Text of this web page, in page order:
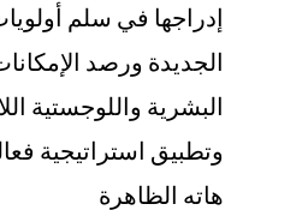
إدراجها في سلم
الجديدة ورصد
البشرية واللوجستية
وتطبيق استراتيجية
هاته الظاهرة